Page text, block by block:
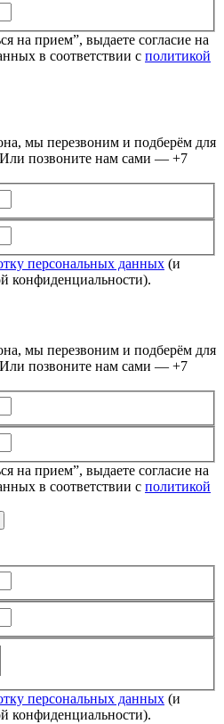
на прием”, выдаете согласие на
в соответствии с политикой
мы перезвоним и подберём для
позвоните нам сами — +7
персональных данных (и
конфиденциальности).
мы перезвоним и подберём для
позвоните нам сами — +7
на прием”, выдаете согласие на
в соответствии с политикой
персональных данных (и
конфиденциальности).